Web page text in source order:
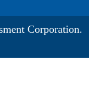
Corporation.